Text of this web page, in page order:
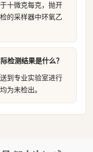
十微克每克，抛开
的采样器中环氧乙
检测结果是什么？
到专业实验室进行
为未检出。